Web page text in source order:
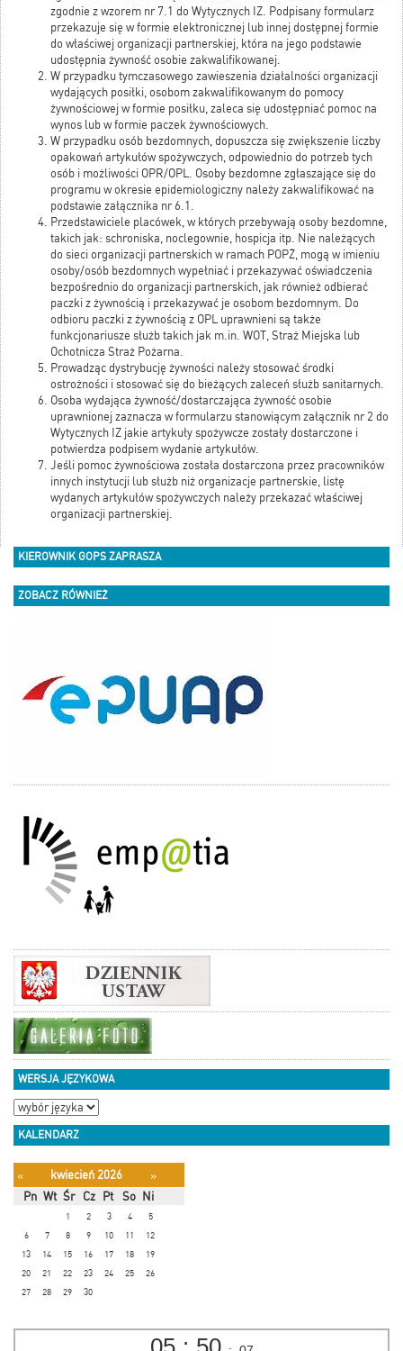
zgodnie z wzorem nr 7.1 do Wytycznych IZ. Podpisany formularz
przekazuje się w formie elektronicznej lub innej dostępnej formie
do właściwej organizacji partnerskiej, która na jego podstawie
udostępnia żywność osobie zakwalifikowanej.
W przypadku tymczasowego zawieszenia działalności organizacji
wydających posiłki, osobom zakwalifikowanym do pomocy
żywnościowej w formie posiłku, zaleca się udostępniać pomoc na
wynos lub w formie paczek żywnościowych.
W przypadku osób bezdomnych, dopuszcza się zwiększenie liczby
opakowań artykułów spożywczych, odpowiednio do potrzeb tych
osób i możliwości OPR/OPL. Osoby bezdomne zgłaszające się do
programu w okresie epidemiologiczny należy zakwalifikować na
podstawie załącznika nr 6.1.
Przedstawiciele placówek, w których przebywają osoby bezdomne,
takich jak: schroniska, noclegownie, hospicja itp. Nie należących
do sieci organizacji partnerskich w ramach POPŻ, mogą w imieniu
osoby/osób bezdomnych wypełniać i przekazywać oświadczenia
bezpośrednio do organizacji partnerskich, jak również odbierać
paczki z żywnością i przekazywać je osobom bezdomnym. Do
odbioru paczki z żywnością z OPL uprawnieni są także
funkcjonariusze służb takich jak m.in. WOT, Straż Miejska lub
Ochotnicza Straż Pożarna.
Prowadząc dystrybucję żywności należy stosować środki
ostrożności i stosować się do bieżących zaleceń służb sanitarnych.
Osoba wydająca żywność/dostarczająca żywność osobie
uprawnionej zaznacza w formularzu stanowiącym załącznik nr 2 do
Wytycznych IZ jakie artykuły spożywcze zostały dostarczone i
potwierdza podpisem wydanie artykułów.
Jeśli pomoc żywnościowa została dostarczona przez pracowników
innych instytucji lub służb niż organizacje partnerskie, listę
wydanych artykułów spożywczych należy przekazać właściwej
organizacji partnerskiej.
KIEROWNIK GOPS ZAPRASZA
ZOBACZ RÓWNIEŻ
WERSJA JĘZYKOWA
KALENDARZ
« kwiecień 2026
»
Pn Wt Śr Cz Pt So Ni
1 2 3 4
5
6
7 8 9 10 11
12
13
14 15 16 17 18
19
20
21 22 23 24 25
26
27
28 29 30